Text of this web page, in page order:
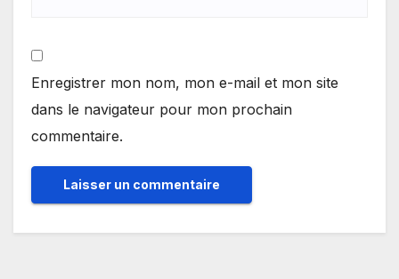
Enregistrer mon nom, mon e-mail et mon site
dans le navigateur pour mon prochain
commentaire.